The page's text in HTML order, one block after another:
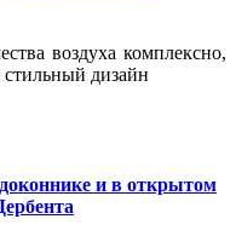
воздуха комплексно,
дизайн
и в открытом